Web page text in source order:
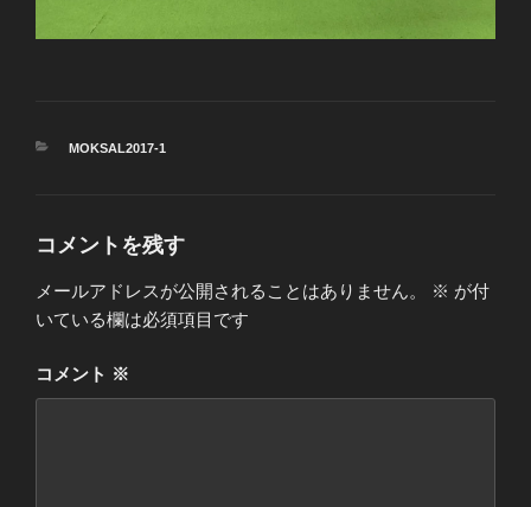
カ
MOKSAL2017-1
コメントを残す
メールアドレスが公開されることはありません。 ※ が付
いている欄は必須項目です
コメント ※